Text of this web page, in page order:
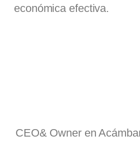
económica efectiva.
CEO& Owner en